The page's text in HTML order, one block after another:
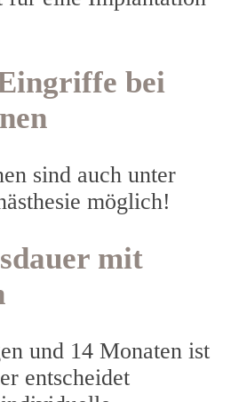
bei
sind auch unter
möglich!
mit
und 14 Monaten ist
entscheidet